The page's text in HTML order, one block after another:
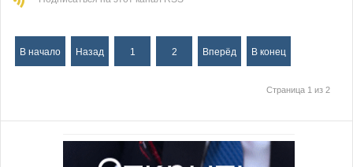
В начало Назад 1 2 Вперёд В конец
Страница 1 из 2